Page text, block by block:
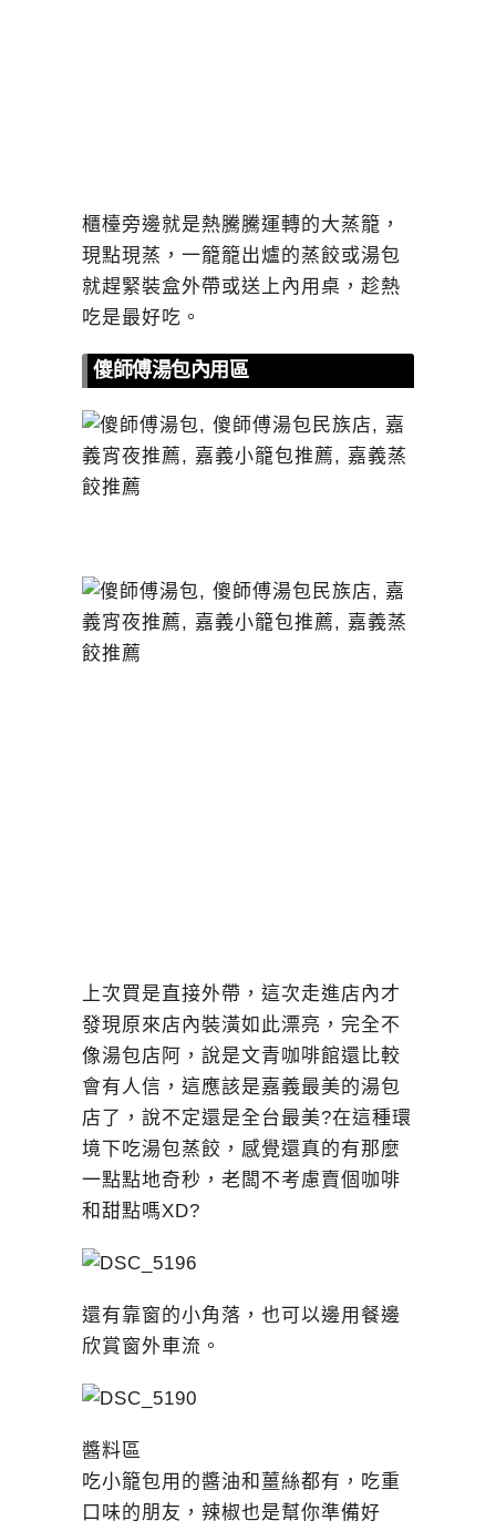
櫃檯旁邊就是熱騰騰運轉的大蒸籠，
現點現蒸，一籠籠出爐的蒸餃或湯包
就趕緊裝盒外帶或送上內用桌，趁熱
吃是最好吃。
傻師傅湯包內用區
上次買是直接外帶，這次走進店內才
發現原來店內裝潢如此漂亮，完全不
像湯包店阿，說是文青咖啡館還比較
會有人信，這應該是嘉義最美的湯包
店了，說不定還是全台最美?在這種環
境下吃湯包蒸餃，感覺還真的有那麼
一點點地奇秒，老闆不考慮賣個咖啡
和甜點嗎XD?
還有靠窗的小角落，也可以邊用餐邊
欣賞窗外車流。
醬料區
吃小籠包用的醬油和薑絲都有，吃重
口味的朋友，辣椒也是幫你準備好